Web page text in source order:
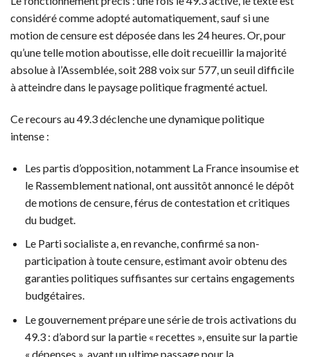
considéré comme adopté automatiquement, sauf si une
motion de censure est déposée dans les 24 heures. Or, pour
qu’une telle motion aboutisse, elle doit recueillir la majorité
absolue à l’Assemblée, soit 288 voix sur 577, un seuil difficile
à atteindre dans le paysage politique fragmenté actuel.
Ce recours au 49.3 déclenche une dynamique politique
intense :
Les partis d’opposition, notamment La France insoumise et
le Rassemblement national, ont aussitôt annoncé le dépôt
de motions de censure, férus de contestation et critiques
du budget.
Le Parti socialiste a, en revanche, confirmé sa non-
participation à toute censure, estimant avoir obtenu des
garanties politiques suffisantes sur certains engagements
budgétaires.
Le gouvernement prépare une série de trois activations du
49.3 : d’abord sur la partie « recettes », ensuite sur la partie
« dépenses », avant un ultime passage pour la